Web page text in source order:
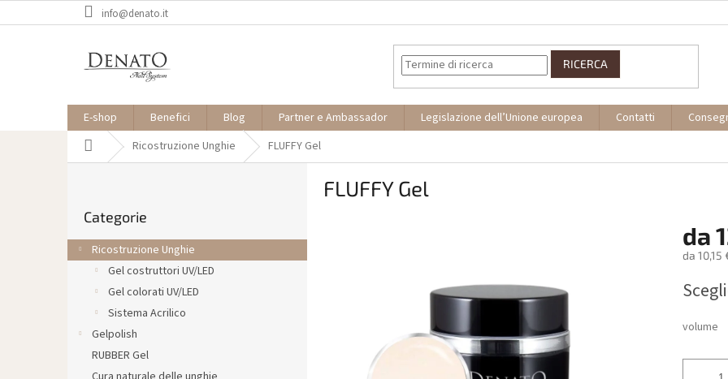
al
info@denato.it
RICERCA
E-shop Benefici Blog Partner e Ambassador Legislazione dell’Unione europea Contatti
Casa Ricostruzione Unghie FLUFFY Gel
a
l
le
Categorie
Ricostruzione Unghie
Gel costruttori UV/LED
Gel colorati UV/LED
Sistema Acrilico
Gelpolish
RUBBER Gel
FLUFFY Gel
da
da 10,15
della
volume